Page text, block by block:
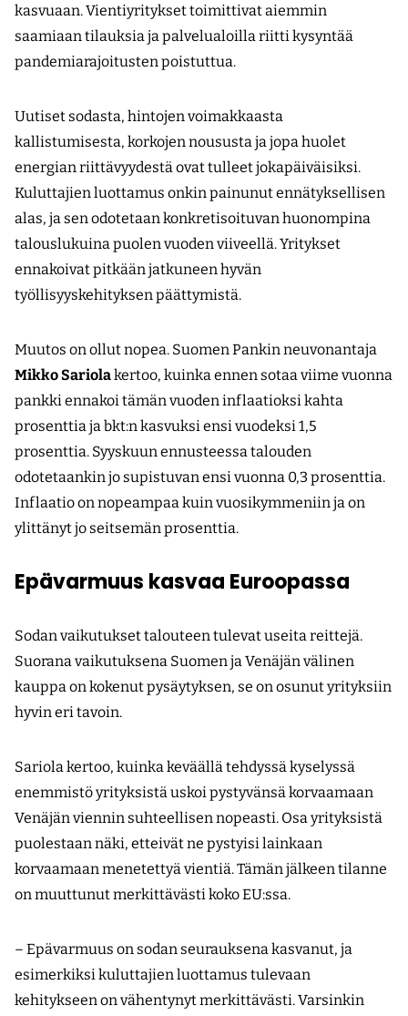
kasvuaan. Vientiyritykset toimittivat aiemmin
saamiaan tilauksia ja palvelualoilla riitti kysyntää
pandemiarajoitusten poistuttua.
Uutiset sodasta, hintojen voimakkaasta
kallistumisesta, korkojen noususta ja jopa huolet
energian riittävyydestä ovat tulleet jokapäiväisiksi.
Kuluttajien luottamus onkin painunut ennätyksellisen
alas, ja sen odotetaan konkretisoituvan huonompina
talouslukuina puolen vuoden viiveellä. Yritykset
ennakoivat pitkään jatkuneen hyvän
työllisyyskehityksen päättymistä.
Muutos on ollut nopea. Suomen Pankin neuvonantaja
Mikko Sariolakertoo, kuinka ennen sotaa viime vuonna
pankki ennakoi tämän vuoden inflaatioksi kahta
prosenttia ja bkt:n kasvuksi ensi vuodeksi 1,5
prosenttia. Syyskuun ennusteessa talouden
odotetaankin jo supistuvan ensi vuonna 0,3 prosenttia.
Inflaatio on nopeampaa kuin vuosikymmeniin ja on
ylittänyt jo seitsemän prosenttia.
Epävarmuus kasvaa Euroopassa
Sodan vaikutukset talouteen tulevat useita reittejä.
Suorana vaikutuksena Suomen ja Venäjän välinen
kauppa on kokenut pysäytyksen, se on osunut yrityksiin
hyvin eri tavoin.
Sariola kertoo, kuinka keväällä tehdyssä kyselyssä
enemmistö yrityksistä uskoi pystyvänsä korvaamaan
Venäjän viennin suhteellisen nopeasti. Osa yrityksistä
puolestaan näki, etteivät ne pystyisi lainkaan
korvaamaan menetettyä vientiä. Tämän jälkeen tilanne
on muuttunut merkittävästi koko EU:ssa.
– Epävarmuus on sodan seurauksena kasvanut, ja
esimerkiksi kuluttajien luottamus tulevaan
kehitykseen on vähentynyt merkittävästi. Varsinkin